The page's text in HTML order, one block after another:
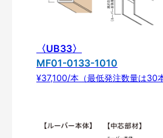
〈UB33〉
MF01-0133-1010
¥37,100/本（最低発注数量は30本